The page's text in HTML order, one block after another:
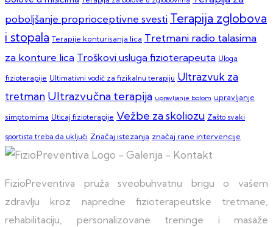
poboljšanje proprioceptivne svesti Terapija zglobova
i stopala Terapije konturisanja lica Tretmani radio talasima
za konture lica Troškovi usluga fizioterapeuta Uloga
fizioterapije Ultimativni vodič za fizikalnu terapiju Ultrazvuk za
tretman Ultrazvučna terapija upravljanje bolom upravljanje
simptomima Uticaj fizioterapije Vežbe za skoliozu Zašto svaki
sportista treba da uključi Značaj istezanja značaj rane intervencije
FizioPreventiva pruža sveobuhvatnu brigu o vašem
zdravlju kroz napredne fizioterapeutske tretmane,
rehabilitaciju, personalizovane treninge i masaže